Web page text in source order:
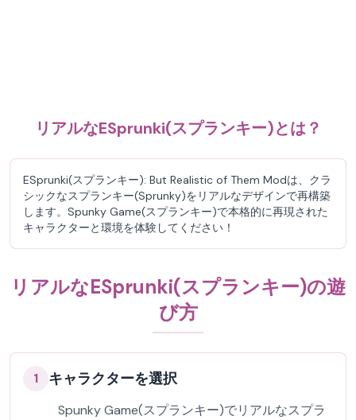
リアルなESprunki(スプランキー)とは？
ESprunki(スプランキー): But Realistic of Them Modは、クラ
シックなスプランキー(Sprunky)をリアルなデザインで再構築
します。Spunky Game(スプランキー)で本格的に再現された
キャラクターと環境を体験してください！
リアルなESprunki(スプランキー)の遊
び方
1 キャラクターを選択
Spunky Game(スプランキー)でリアルなスプラ